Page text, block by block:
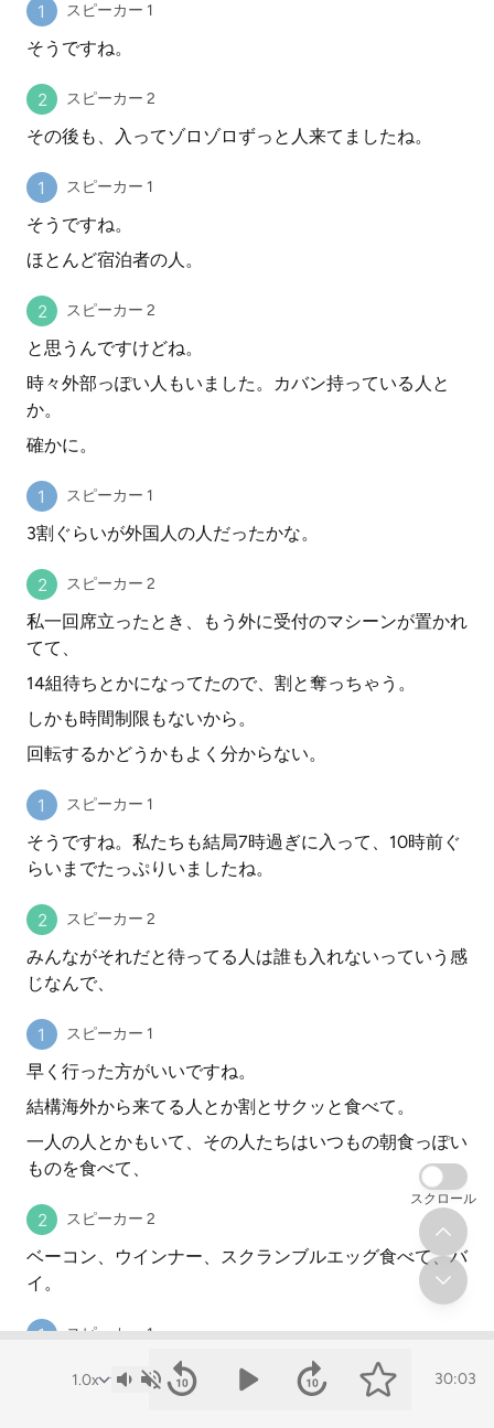
スピーカー 1
そうですね。
スピーカー 2
その後も、入ってゾロゾロずっと人来てましたね。
スピーカー 1
そうですね。
ほとんど宿泊者の人。
スピーカー 2
と思うんですけどね。
時々外部っぽい人もいました。カバン持っている人と
か。
確かに。
スピーカー 1
3割ぐらいが外国人の人だったかな。
スピーカー 2
私一回席立ったとき、もう外に受付のマシーンが置かれ
てて、
14組待ちとかになってたので、割と奪っちゃう。
しかも時間制限もないから。
回転するかどうかもよく分からない。
スピーカー 1
そうですね。私たちも結局7時過ぎに入って、10時前ぐ
らいまでたっぷりいましたね。
スピーカー 2
みんながそれだと待ってる人は誰も入れないっていう感
じなんで、
スピーカー 1
早く行った方がいいですね。
結構海外から来てる人とか割とサクッと食べて。
一人の人とかもいて、その人たちはいつもの朝食っぽい
ものを食べて、
スピーカー 2
ベーコン、ウインナー、スクランブルエッグ食べて、バ
イ。
スピーカー 1
かっこいいな。コロコロのポテトみたいな。
30:03
スクロール